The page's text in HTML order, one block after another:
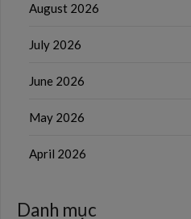
August 2026
July 2026
June 2026
May 2026
April 2026
Danh mục